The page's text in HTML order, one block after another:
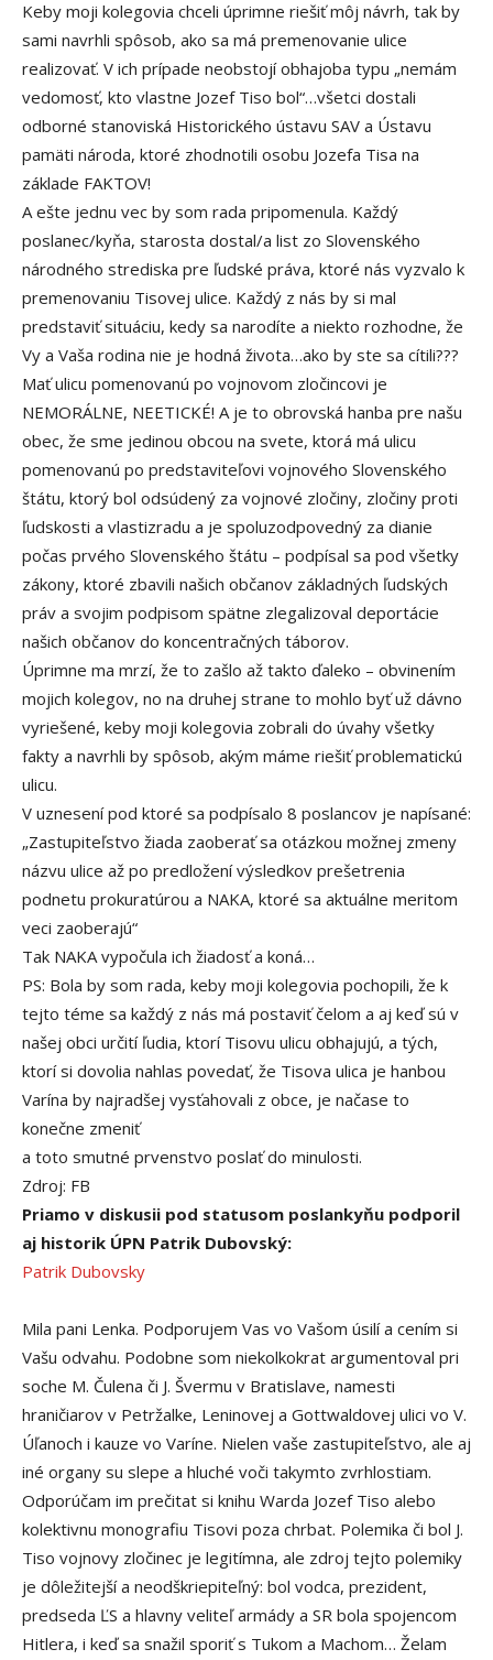
Keby moji kolegovia chceli úprimne riešiť môj návrh, tak by
sami navrhli spôsob, ako sa má premenovanie ulice
realizovať. V ich prípade neobstojí obhajoba typu „nemám
vedomosť, kto vlastne Jozef Tiso bol“…všetci dostali
odborné stanoviská Historického ústavu SAV a Ústavu
pamäti národa, ktoré zhodnotili osobu Jozefa Tisa na
základe FAKTOV!
A ešte jednu vec by som rada pripomenula. Každý
poslanec/kyňa, starosta dostal/a list zo Slovenského
národného strediska pre ľudské práva, ktoré nás vyzvalo k
premenovaniu Tisovej ulice. Každý z nás by si mal
predstaviť situáciu, kedy sa narodíte a niekto rozhodne, že
Vy a Vaša rodina nie je hodná života…ako by ste sa cítili???
Mať ulicu pomenovanú po vojnovom zločincovi je
NEMORÁLNE, NEETICKÉ! A je to obrovská hanba pre našu
obec, že sme jedinou obcou na svete, ktorá má ulicu
pomenovanú po predstaviteľovi vojnového Slovenského
štátu, ktorý bol odsúdený za vojnové zločiny, zločiny proti
ľudskosti a vlastizradu a je spoluzodpovedný za dianie
počas prvého Slovenského štátu – podpísal sa pod všetky
zákony, ktoré zbavili našich občanov základných ľudských
práv a svojim podpisom spätne zlegalizoval deportácie
našich občanov do koncentračných táborov.
Úprimne ma mrzí, že to zašlo až takto ďaleko – obvinením
mojich kolegov, no na druhej strane to mohlo byť už dávno
vyriešené, keby moji kolegovia zobrali do úvahy všetky
fakty a navrhli by spôsob, akým máme riešiť problematickú
ulicu.
V uznesení pod ktoré sa podpísalo 8 poslancov je napísané:
„Zastupiteľstvo žiada zaoberať sa otázkou možnej zmeny
názvu ulice až po predložení výsledkov prešetrenia
podnetu prokuratúrou a NAKA, ktoré sa aktuálne meritom
veci zaoberajú“
Tak NAKA vypočula ich žiadosť a koná…
PS: Bola by som rada, keby moji kolegovia pochopili, že k
tejto téme sa každý z nás má postaviť čelom a aj keď sú v
našej obci určití ľudia, ktorí Tisovu ulicu obhajujú, a tých,
ktorí si dovolia nahlas povedať, že Tisova ulica je hanbou
Varína by najradšej vysťahovali z obce, je načase to
konečne zmeniť
a toto smutné prvenstvo poslať do minulosti.
Zdroj: FB
Priamo v diskusii pod statusom poslankyňu podporil
aj historik ÚPN Patrik Dubovský:
Patrik Dubovsky
Mila pani Lenka. Podporujem Vas vo Vašom úsilí a cením si
Vašu odvahu. Podobne som niekolkokrat argumentoval pri
soche M. Čulena či J. Švermu v Bratislave, namesti
hraničiarov v Petržalke, Leninovej a Gottwaldovej ulici vo V.
Úľanoch i kauze vo Varíne. Nielen vaše zastupiteľstvo, ale aj
iné organy su slepe a hluché voči takymto zvrhlostiam.
Odporúčam im prečitat si knihu Warda Jozef Tiso alebo
kolektivnu monografiu Tisovi poza chrbat. Polemika či bol J.
Tiso vojnovy zločinec je legitímna, ale zdroj tejto polemiky
je dôležitejší a neodškriepiteľný: bol vodca, prezident,
predseda ĽS a hlavny veliteľ armády a SR bola spojencom
Hitlera, i keď sa snažil sporiť s Tukom a Machom… Želam